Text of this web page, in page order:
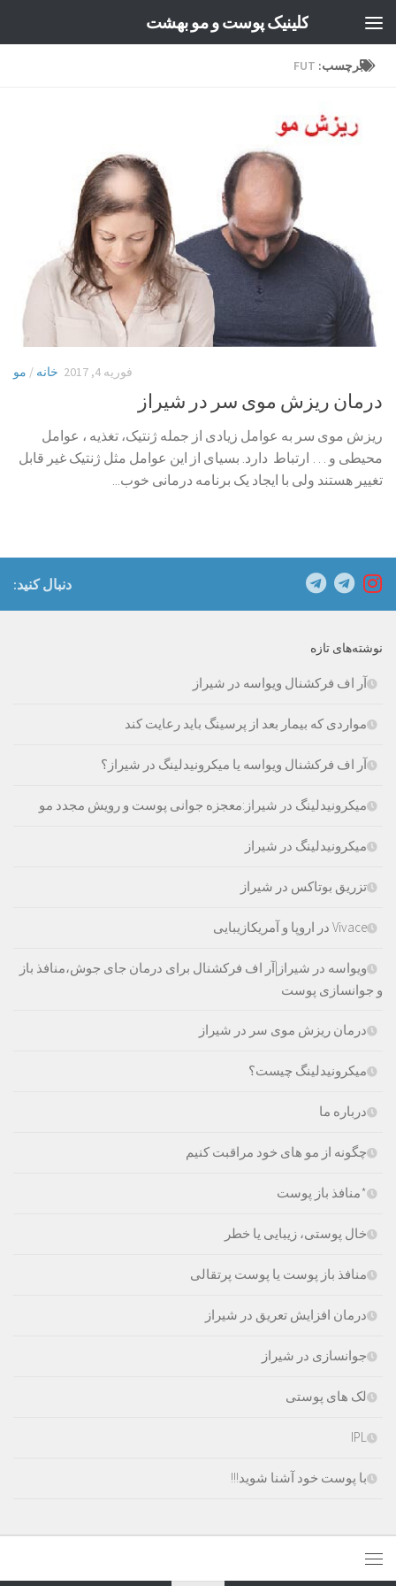
کلینیک پوست و مو بهشت
برچسب: FUT
خانه / مو فوریه 4, 2017
درمان ریزش موی سر در شیراز
ریزش موی سر به عوامل زیادی از جمله ژنتیک، تغذیه ، عوامل
محیطی و … ارتباط دارد. بسیای از این عوامل مثل ژنتیک غیر قابل
تغییر هستند ولی با ایجاد یک برنامه درمانی خوب...
دنبال کنید:
نوشته‌های تازه
آر اف فرکشنال ویواسه در شیراز
مواردی که بیمار بعد از پرسینگ باید رعایت کند
آر اف فرکشنال ویواسه یا میکرونیدلینگ در شیراز؟
میکرونیدلینگ در شیراز:معجزه جوانی پوست و رویش مجدد مو
میکرونیدلینگ در شیراز
تزریق بوتاکس در شیراز
Vivace در اروپا و آمریکازیبایی
ویواسه در شیراز|آر اف فرکشنال برای درمان جای جوش،منافذ باز
و جوانسازی پوست
درمان ریزش موی سر در شیراز
میکرونیدلینگ چیست؟
درباره ما
چگونه از مو های خود مراقبت کنیم
*منافذ باز پوست
خال پوستی، زیبایی یا خطر
منافذ باز پوست یا پوست پرتقالی
درمان افزایش تعریق در شیراز
جوانسازی در شیراز
لک های پوستی
IPL
با پوست خود آشنا شوید!!!